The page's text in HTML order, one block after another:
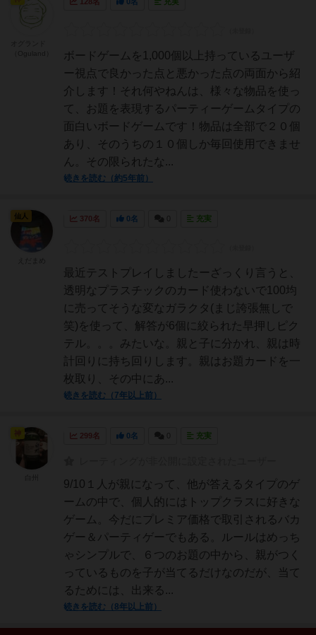
ボードゲームを1,000個以上持っているユーザ
ー視点で良かった点と悪かった点の両面から紹
介します！それ何やねんは、様々な物品を使っ
て、お題を表現するパーティーゲームタイプの
面白いボードゲームです！物品は全部で２０個
あり、そのうちの１０個しか毎回使用できませ
ん。その限られたな...
続きを読む（約5年前）
370名 0名 充実
最近テストプレイしましたーざっくり言うと、
透明なプラスチックのカード使わないで100均
に売ってそうな変なガラクタ(まじ誇張無しで
笑)を使って、解答が6個に絞られた早押しピク
テル。。。みたいな。親と子に分かれ、親は時
計回りに持ち回りします。親はお題カードを一
枚取り、その中にあ...
続きを読む（7年以上前）
仙人
299名 0名 充実
9/10１人が親になって、他が答えるタイプのゲ
ームの中で、個人的にはトップクラスに好きな
ゲーム。今だにプレミア価格で取引されるバカ
ゲー＆パーティゲーでもある。ルールはめっち
ゃシンプルで、６つのお題の中から、親がつく
っているものを子が当てるだけなのだが、当て
るためには、出来る...
続きを読む（8年以上前）
神